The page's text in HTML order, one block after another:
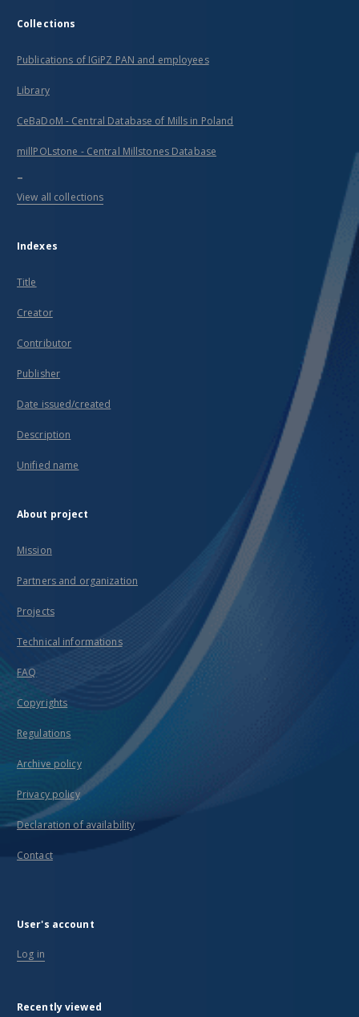
Collections
Publications of IGiPZ PAN and employees
Library
CeBaDoM - Central Database of Mills in Poland
millPOLstone - Central Millstones Database
...
View all collections
Indexes
Title
Creator
Contributor
Publisher
Date issued/created
Description
Unified name
About project
Mission
Partners and organization
Projects
Technical informations
FAQ
Copyrights
Regulations
Archive policy
Privacy policy
Declaration of availability
Contact
User's account
Log in
Recently viewed